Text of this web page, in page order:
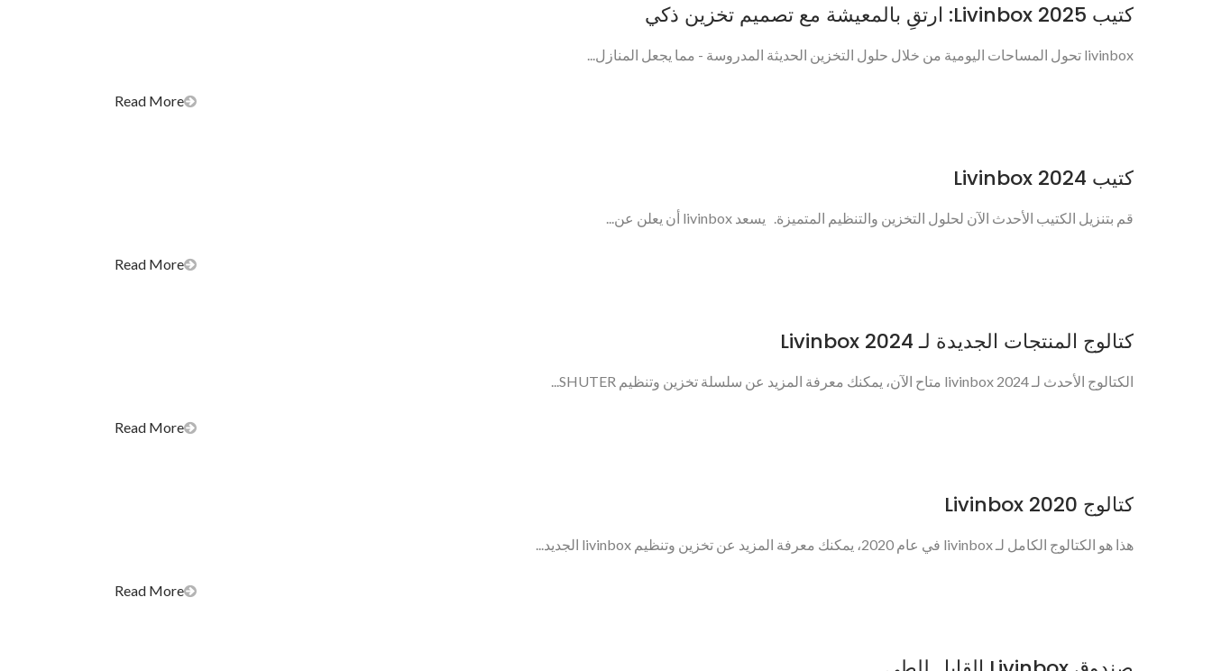
كتيب Livinbox 2025: ارتقِ بالمعيشة مع تصميم تخزين ذكي
livinbox تحول المساحات اليومية من خلال حلول التخزين الحديثة المدروسة - مما يجعل المنازل...
Read More
كتيب Livinbox 2024
قم بتنزيل الكتيب الأحدث الآن لحلول التخزين والتنظيم المتميزة. يسعد livinbox أن يعلن عن...
Read More
كتالوج المنتجات الجديدة لـ Livinbox 2024
الكتالوج الأحدث لـ livinbox 2024 متاح الآن، يمكنك معرفة المزيد عن سلسلة تخزين وتنظيم SHUTER...
Read More
كتالوج Livinbox 2020
هذا هو الكتالوج الكامل لـ livinbox في عام 2020، يمكنك معرفة المزيد عن تخزين وتنظيم livinbox الجديد...
Read More